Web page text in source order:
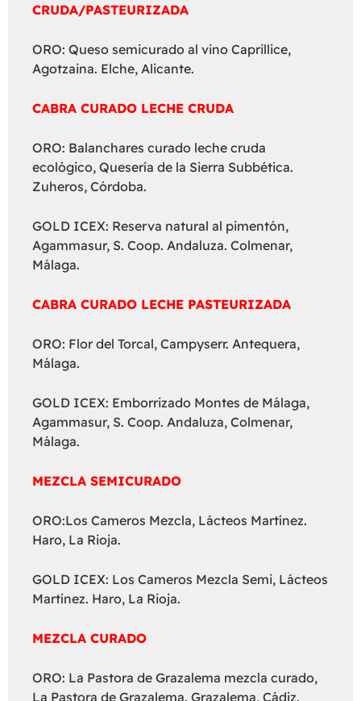
CRUDA/PASTEURIZADA
ORO: Queso semicurado al vino Caprillice,
Agotzaina. Elche, Alicante.
CABRA CURADO LECHE CRUDA
ORO: Balanchares curado leche cruda
ecológico, Quesería de la Sierra Subbética.
Zuheros, Córdoba.
GOLD ICEX: Reserva natural al pimentón,
Agammasur, S. Coop. Andaluza. Colmenar,
Málaga.
CABRA CURADO LECHE PASTEURIZADA
ORO: Flor del Torcal, Campyserr. Antequera,
Málaga.
GOLD ICEX: Emborrizado Montes de Málaga,
Agammasur, S. Coop. Andaluza, Colmenar,
Málaga.
MEZCLA SEMICURADO
ORO:Los Cameros Mezcla, Lácteos Martínez.
Haro, La Rioja.
GOLD ICEX: Los Cameros Mezcla Semi, Lácteos
Martínez. Haro, La Rioja.
MEZCLA CURADO
ORO: La Pastora de Grazalema mezcla curado,
La Pastora de Grazalema. Grazalema, Cádiz.